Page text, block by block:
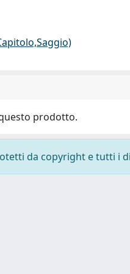
prodotto.
da copyright e tutti i